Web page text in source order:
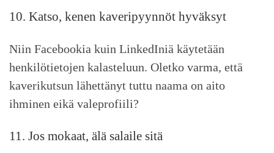
10. Katso, kenen kaveripyynnöt hyväksyt
Niin Facebookia kuin LinkedIniä käytetään
henkilötietojen kalasteluun. Oletko varma, että
kaverikutsun lähettänyt tuttu naama on aito
ihminen eikä valeprofiili?
11. Jos mokaat, älä salaile sitä